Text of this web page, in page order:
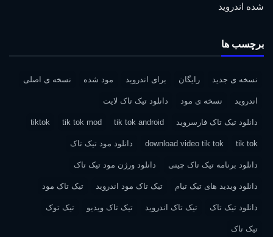
شده اندروید
برچسب ها
نسخه ی جدید رایگان برای اندروید مود شده نسخه ی اصلی
اندروید نسخه ی مود دانلود تیک تاک لایت
دانلود تیک تاک فارسروید tik tok android
tik tok mod
tiktok
tik tok
download video tik tok دانلود مود تیک تاک
دانلود برنامه تیک تاک چینی دانلود ورژن مود تیک تاک
دانلود ویدید های تیک تیام تیک تاک مود اندروید تیک تاک مود
دانلود تیک تاک تیک تاک اندروید تیک تاک ویدیو تیک توک
تیک تاک